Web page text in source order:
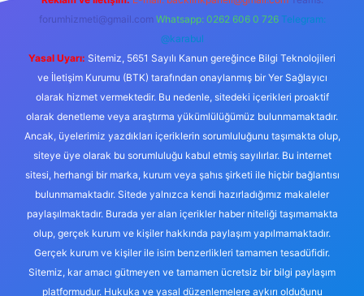
forumhizmeti@gmail.com Whatsapp: 0262 606 0 726 Telegram:
@karabul
Yasal Uyarı: Sitemiz, 5651 Sayılı Kanun gereğince Bilgi Teknolojileri
ve İletişim Kurumu (BTK) tarafından onaylanmış bir Yer Sağlayıcı
olarak hizmet vermektedir. Bu nedenle, sitedeki içerikleri proaktif
olarak denetleme veya araştırma yükümlülüğümüz bulunmamaktadır.
Ancak, üyelerimiz yazdıkları içeriklerin sorumluluğunu taşımakta olup,
siteye üye olarak bu sorumluluğu kabul etmiş sayılırlar. Bu internet
sitesi, herhangi bir marka, kurum veya şahıs şirketi ile hiçbir bağlantısı
bulunmamaktadır. Sitede yalnızca kendi hazırladığımız makaleler
paylaşılmaktadır. Burada yer alan içerikler haber niteliği taşımamakta
olup, gerçek kurum ve kişiler hakkında paylaşım yapılmamaktadır.
Gerçek kurum ve kişiler ile isim benzerlikleri tamamen tesadüfidir.
Sitemiz, kar amacı gütmeyen ve tamamen ücretsiz bir bilgi paylaşım
platformudur. Hukuka ve yasal düzenlemelere aykırı olduğunu